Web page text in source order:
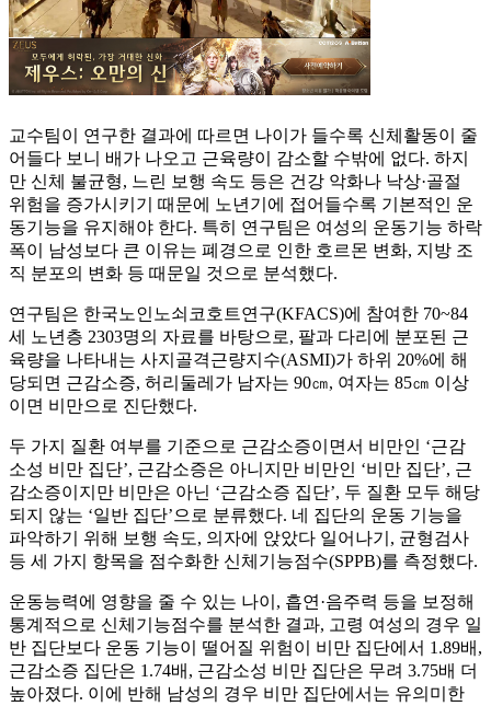
교수팀이 연구한 결과에 따르면 나이가 들수록 신체활동이 줄
어들다 보니 배가 나오고 근육량이 감소할 수밖에 없다. 하지
만 신체 불균형, 느린 보행 속도 등은 건강 악화나 낙상·골절
위험을 증가시키기 때문에 노년기에 접어들수록 기본적인 운
동기능을 유지해야 한다. 특히 연구팀은 여성의 운동기능 하락
폭이 남성보다 큰 이유는 폐경으로 인한 호르몬 변화, 지방 조
직 분포의 변화 등 때문일 것으로 분석했다.
연구팀은 한국노인노쇠코호트연구(KFACS)에 참여한 70~84
세 노년층 2303명의 자료를 바탕으로, 팔과 다리에 분포된 근
육량을 나타내는 사지골격근량지수(ASMI)가 하위 20%에 해
당되면 근감소증, 허리둘레가 남자는 90㎝, 여자는 85㎝ 이상
이면 비만으로 진단했다.
두 가지 질환 여부를 기준으로 근감소증이면서 비만인 ‘근감
소성 비만 집단’, 근감소증은 아니지만 비만인 ‘비만 집단’, 근
감소증이지만 비만은 아닌 ‘근감소증 집단’, 두 질환 모두 해당
되지 않는 ‘일반 집단’으로 분류했다. 네 집단의 운동 기능을
파악하기 위해 보행 속도, 의자에 앉았다 일어나기, 균형검사
등 세 가지 항목을 점수화한 신체기능점수(SPPB)를 측정했다.
운동능력에 영향을 줄 수 있는 나이, 흡연·음주력 등을 보정해
통계적으로 신체기능점수를 분석한 결과, 고령 여성의 경우 일
반 집단보다 운동 기능이 떨어질 위험이 비만 집단에서 1.89배,
근감소증 집단은 1.74배, 근감소성 비만 집단은 무려 3.75배 더
높아졌다. 이에 반해 남성의 경우 비만 집단에서는 유의미한